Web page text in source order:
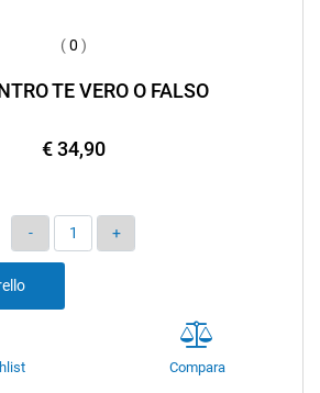
(0 )
TE VERO O FALSO
€ 34,90
Quantità
Compara